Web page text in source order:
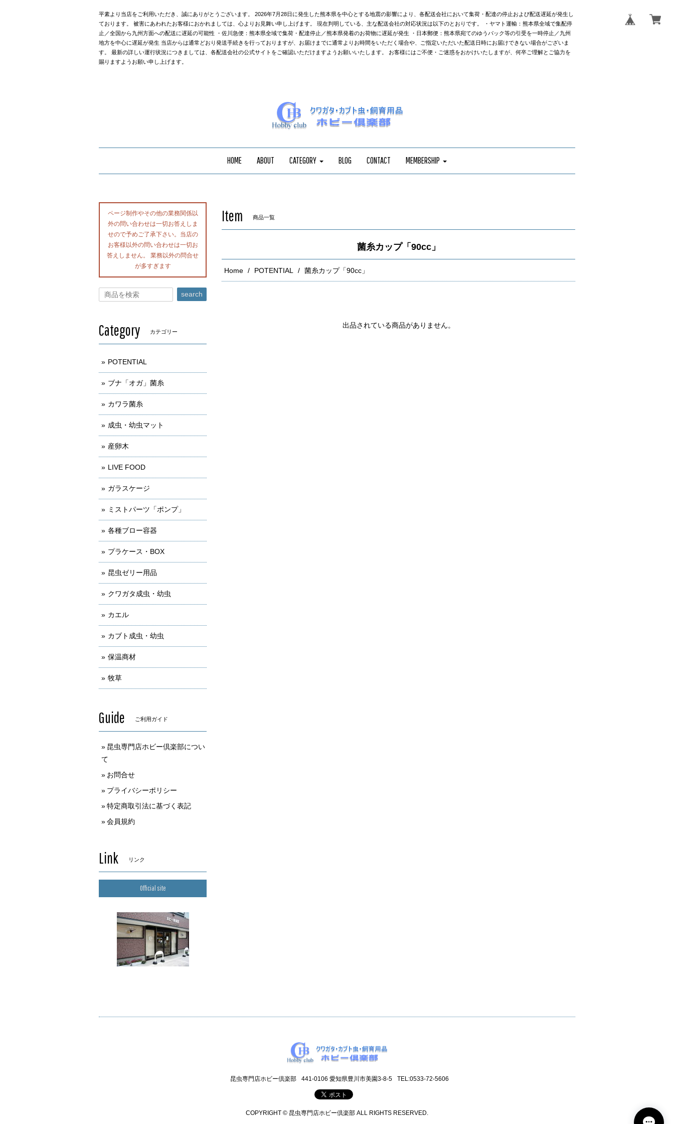
平素より当店をご利用いただき、誠にありがとうございます。 2026年7月28日に発生した熊本県を中心とする地震の影響により、各配送会社において集荷・配達の停止および配送遅延が発生し
ております。 被害にあわれたお客様におかれましては、心よりお見舞い申し上げます。 現在判明している、主な配送会社の対応状況は以下のとおりです。 ・ヤマト運輸：熊本県全域で集配停
止／全国から九州方面への配送に遅延の可能性 ・佐川急便：熊本県全域で集荷・配達停止／熊本県発着のお荷物に遅延が発生 ・日本郵便：熊本県宛てのゆうパック等の引受を一時停止／九州
地方を中心に遅延が発生 当店からは通常どおり発送手続きを行っておりますが、お届けまでに通常よりお時間をいただく場合や、ご指定いただいた配送日時にお届けできない場合がございま
す。 最新の詳しい運行状況につきましては、各配送会社の公式サイトをご確認いただけますようお願いいたします。 お客様にはご不便・ご迷惑をおかけいたしますが、何卒ご理解とご協力を
賜りますようお願い申し上げます。
HOME ABOUT CATEGORY BLOG CONTACT MEMBERSHIP
Item 商品一覧
菌糸カップ「90cc」
Home POTENTIAL 菌糸カップ「90cc」
出品されている商品がありません。
ページ制作やその他の業務関係以
外の問い合わせは一切お答えしま
せので予めご了承下さい。当店の
お客様以外の問い合わせは一切お
答えしません。 業務以外の問合せ
が多すぎます
search
Category カテゴリー
POTENTIAL
ブナ「オガ」菌糸
カワラ菌糸
成虫・幼虫マット
産卵木
LIVE FOOD
ガラスケージ
ミストパーツ「ポンプ」
各種ブロー容器
プラケース・BOX
昆虫ゼリー用品
クワガタ成虫・幼虫
カエル
カブト成虫・幼虫
保温商材
牧草
Guide ご利用ガイド
昆虫専門店ホビー倶楽部につい
て
お問合せ
プライバシーポリシー
特定商取引法に基づく表記
会員規約
Link リンク
Official site
昆虫専門店ホビー倶楽部 441-0106 愛知県豊川市美園3-8-5 TEL:0533-72-5606
COPYRIGHT © 昆虫専門店ホビー倶楽部 ALL RIGHTS RESERVED.